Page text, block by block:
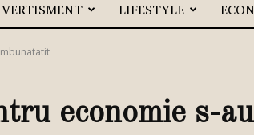
si
LIFESTYLE
economie s-